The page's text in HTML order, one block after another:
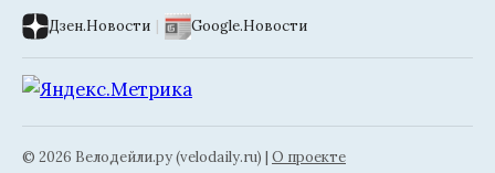
Дзен.Новости | Google.Новости
© 2026 Велодейли.ру (velodaily.ru) | О проекте